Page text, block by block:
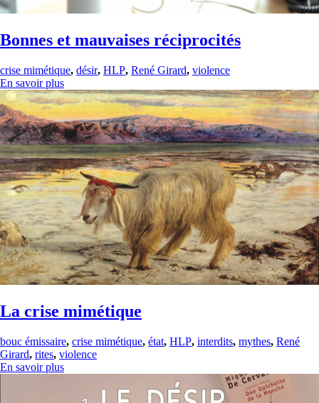
Bonnes et mauvaises réciprocités
crise mimétique, désir, HLP, René Girard, violence
En savoir plus
La crise mimétique
bouc émissaire, crise mimétique, état, HLP, interdits, mythes, René
Girard, rites, violence
En savoir plus